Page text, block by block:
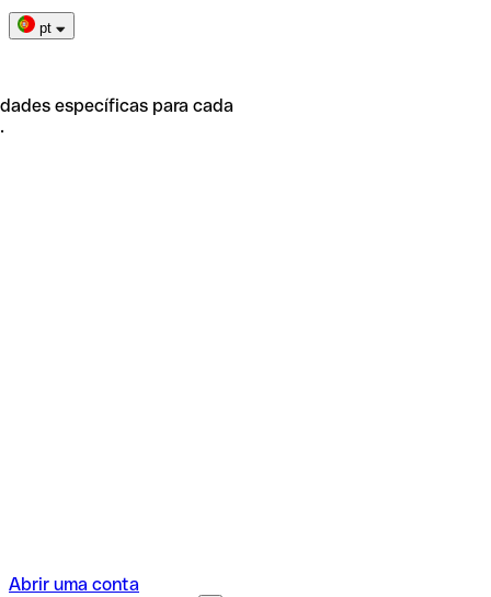
pt
específicas para cada
Abrir uma conta